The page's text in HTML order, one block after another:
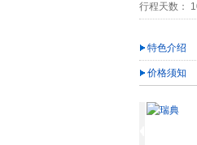
行程天数：
特色介绍
价格须知